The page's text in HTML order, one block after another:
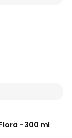
- 300 ml